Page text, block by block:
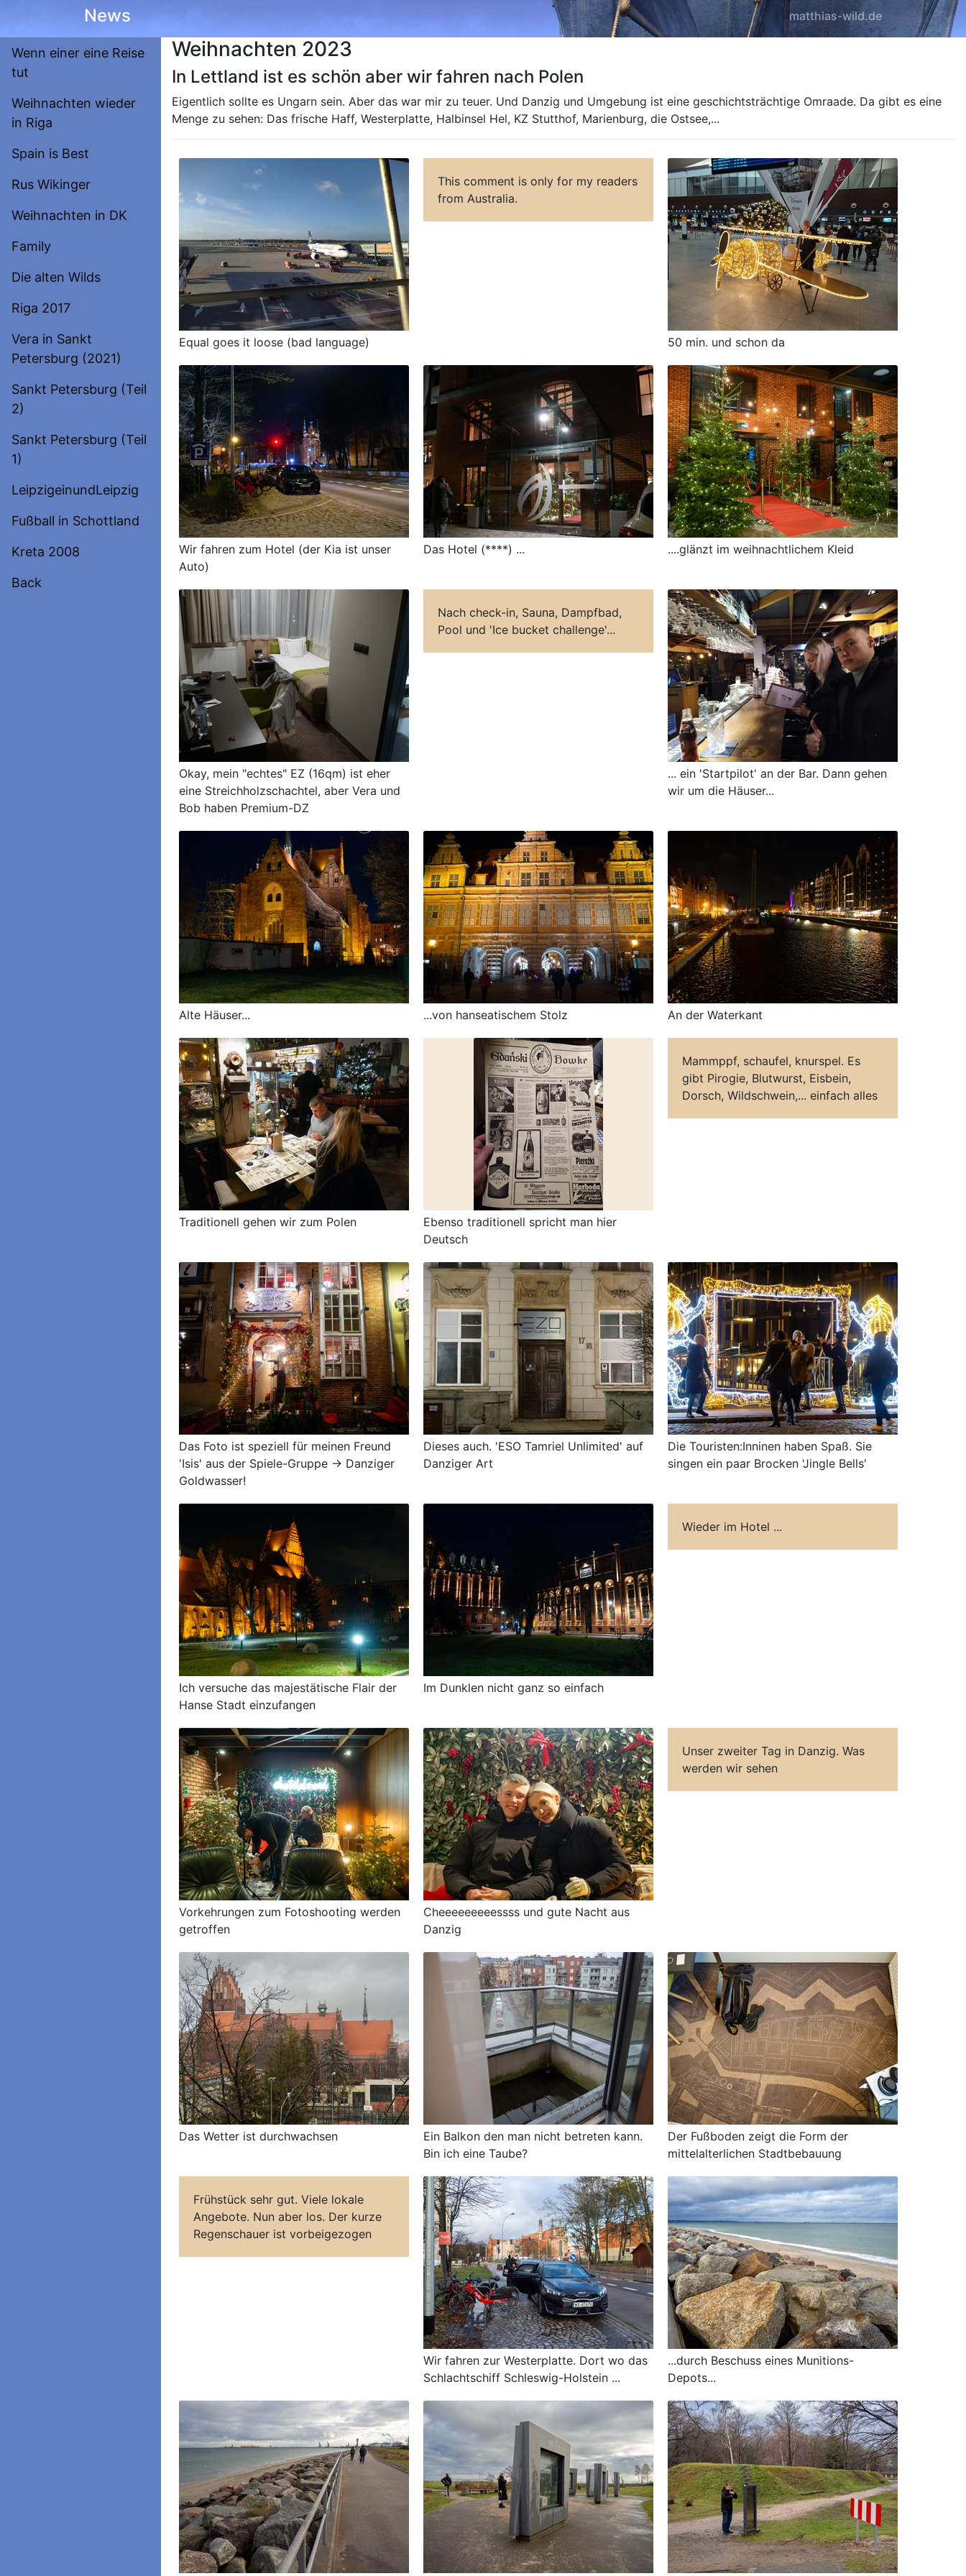
News matthias-wild.de
Wenn einer eine Reise
tut
Weihnachten wieder
in Riga
Spain is Best
Rus Wikinger
Weihnachten in DK
Family
Die alten Wilds
Riga 2017
Vera in Sankt
Petersburg (2021)
Sankt Petersburg (Teil
2)
Sankt Petersburg (Teil
1)
LeipzigeinundLeipzig
Fußball in Schottland
Kreta 2008
Back
Weihnachten 2023
In Lettland ist es schön aber wir fahren nach Polen
Eigentlich sollte es Ungarn sein. Aber das war mir zu teuer. Und Danzig und Umgebung ist eine geschichtsträchtige Omraade. Da gibt es eine
Menge zu sehen: Das frische Haff, Westerplatte, Halbinsel Hel, KZ Stutthof, Marienburg, die Ostsee,...
Equal goes it loose (bad language)
This comment is only for my readers
from Australia.
50 min. und schon da
Wir fahren zum Hotel (der Kia ist unser
Auto)
Das Hotel (****) ... ....glänzt im weihnachtlichem Kleid
Okay, mein "echtes" EZ (16qm) ist eher
eine Streichholzschachtel, aber Vera und
Bob haben Premium-DZ
Nach check-in, Sauna, Dampfbad,
Pool und 'Ice bucket challenge'...
... ein 'Startpilot' an der Bar. Dann gehen
wir um die Häuser...
Alte Häuser... ...von hanseatischem Stolz An der Waterkant
Traditionell gehen wir zum Polen
Ebenso traditionell spricht man hier
Deutsch
Mammppf, schaufel, knurspel. Es
gibt Pirogie, Blutwurst, Eisbein,
Dorsch, Wildschwein,... einfach alles
Das Foto ist speziell für meinen Freund
'Isis' aus der Spiele-Gruppe -> Danziger
Goldwasser!
Dieses auch. 'ESO Tamriel Unlimited' auf
Danziger Art
Die Touristen:Inninen haben Spaß. Sie
singen ein paar Brocken 'Jingle Bells'
Ich versuche das majestätische Flair der
Hanse Stadt einzufangen
Im Dunklen nicht ganz so einfach
Wieder im Hotel ...
Vorkehrungen zum Fotoshooting werden
getroffen
Cheeeeeeeeessss und gute Nacht aus
Danzig
Unser zweiter Tag in Danzig. Was
werden wir sehen
Das Wetter ist durchwachsen
Ein Balkon den man nicht betreten kann.
Bin ich eine Taube?
Der Fußboden zeigt die Form der
mittelalterlichen Stadtbebauung
Frühstück sehr gut. Viele lokale
Angebote. Nun aber los. Der kurze
Regenschauer ist vorbeigezogen
Wir fahren zur Westerplatte. Dort wo das
Schlachtschiff Schleswig-Holstein ...
...durch Beschuss eines Munitions-
Depots...